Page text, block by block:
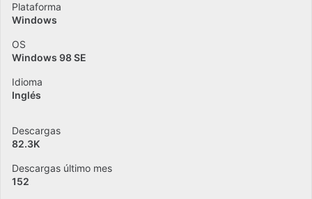
Plataforma
Windows
OS
Windows 98 SE
Idioma
Inglés
Descargas
82.3K
Descargas último mes
152